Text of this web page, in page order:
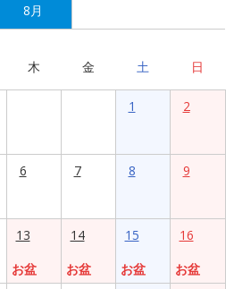
8月
木 金 土 日
1 2
6 7 8 9
13
お盆
14
お盆
15
お盆
16
お盆